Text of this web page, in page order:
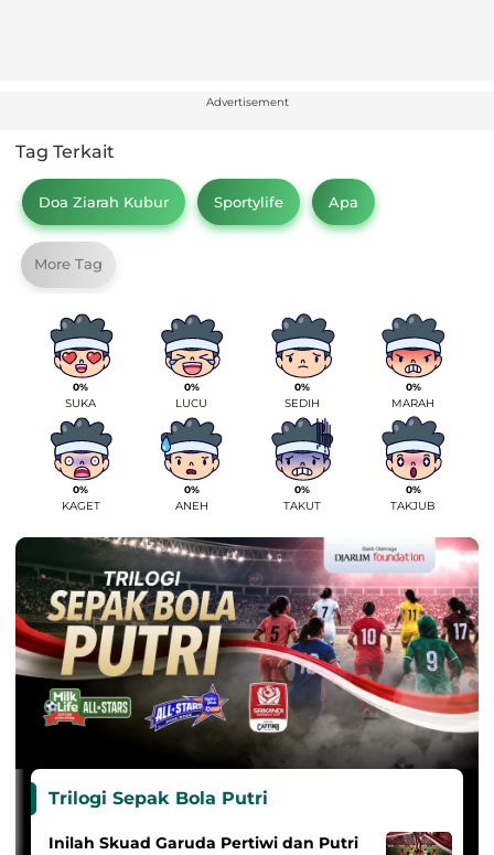
Advertisement
Tag Terkait
Doa Ziarah Kubur Sportylife Apa
More Tag
0%
SUKA
0%
LUCU
0%
SEDIH
0%
MARAH
0%
KAGET
0%
ANEH
0%
TAKUT
0%
TAKJUB
Trilogi Sepak Bola Putri
Inilah Skuad Garuda Pertiwi dan Putri